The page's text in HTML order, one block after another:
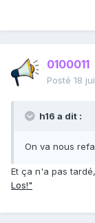
0100011
Posté 18
h16 a dit :
On va nous
Et ça n'a pas
Los!"